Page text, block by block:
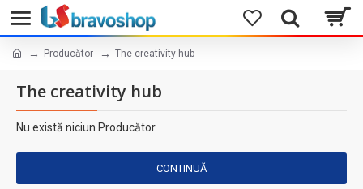
Producător The creativity hub
The creativity hub
Nu există niciun Producător.
CONTINUĂ